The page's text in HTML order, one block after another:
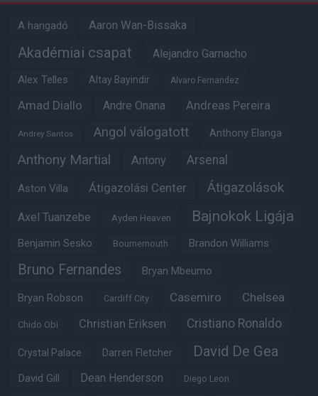
A hangadó Aaron Wan-Bissaka
Akadémiai csapat Alejandro Garnacho
Alex Telles Altay Bayindir Alvaro Fernandez
Amad Diallo Andre Onana Andreas Pereira
Andrey Santos Angol válogatott Anthony Elanga
Anthony Martial Antony Arsenal
Aston Villa Átigazolási Center Átigazolások
Axel Tuanzebe Ayden Heaven Bajnokok Ligája
Benjamin Sesko Bournemouth Brandon Williams
Bruno Fernandes Bryan Mbeumo
Bryan Robson Cardiff City Casemiro Chelsea
Chido Obi Christian Eriksen Cristiano Ronaldo
Crystal Palace Darren Fletcher David De Gea
David Gill Dean Henderson Diego Leon